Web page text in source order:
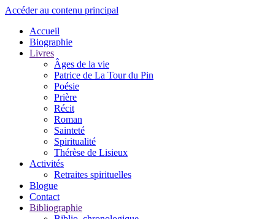
Accéder au contenu principal
Accueil
Biographie
Livres
Âges de la vie
Patrice de La Tour du Pin
Poésie
Prière
Récit
Roman
Sainteté
Spiritualité
Thérèse de Lisieux
Activités
Retraites spirituelles
Blogue
Contact
Bibliographie